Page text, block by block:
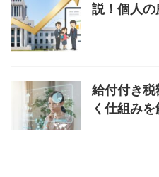
説！個人
給付付き
く仕組み